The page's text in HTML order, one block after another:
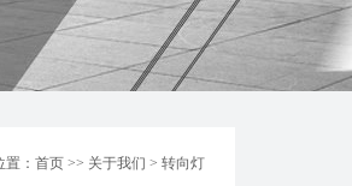
置：首页 >> 关于我们 > 转向灯